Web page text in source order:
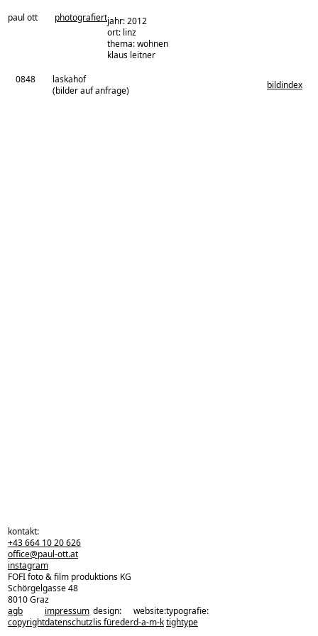
paul ott photografiertjahr: 2012
ort: linz
thema: wohnen
architekturbüro:
klaus leitner
0848
laskahof
(bilder auf anfrage)
bildindex
zurück zu den projekten
kontakt:
+43 664 10 20 626
office@paul-ott.at
instagram
FOFI foto & film produktions KG
Schörgelgasse 48
8010 Graz
agb
copyright
impressum
datenschutz
design:
lis füreder
website:
d-a-m-k
typografie:
tightype